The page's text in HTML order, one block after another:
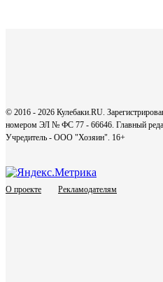
© 2016 - 2026 Кулебаки.RU.
номером ЭЛ № ФС 77 - 66646. Главный
Учредитель - ООО "Хозяин". 16+
О проекте Рекламодателям